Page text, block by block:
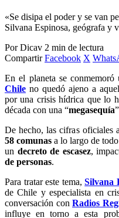
«Se disipa el poder y se van
Silvana Espinosa, geógrafa y
Por Dicav 2 min de lectura
Compartir Facebook X
En el planeta se conmemoró
Chile no quedó ajeno a
por una crisis hídrica que lo
década con una “megasequía
De hecho, las cifras oficiales
58 comunas a lo largo de
un decreto de escasez,
de personas.
Para tratar este tema,Silvana
de Chile y especialista en
conversación conRadios
influye en torno a esta